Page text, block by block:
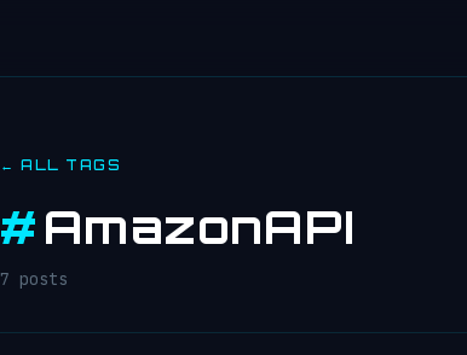
← ALL TAGS
#AmazonAPI
7 posts